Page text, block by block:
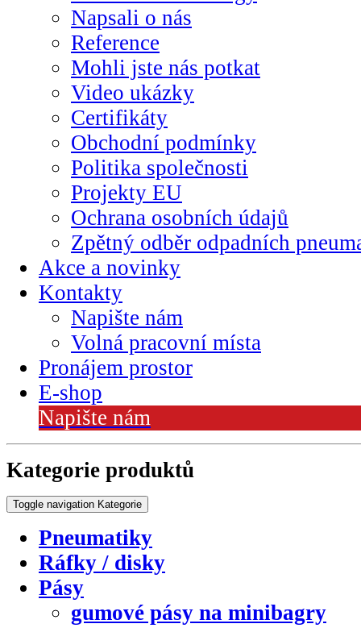
Napsali o nás
Reference
Mohli jste nás potkat
Video ukázky
Certifikáty
Obchodní podmínky
Politika společnosti
Projekty EU
Ochrana osobních údajů
Zpětný odběr odpadních
Akce a novinky
Kontakty
Napište nám
Volná pracovní místa
Pronájem prostor
E-shop
Napište nám
Kategorie produktů
Toggle navigation Kategorie
Pneumatiky
Ráfky / disky
Pásy
gumové pásy na minibagry